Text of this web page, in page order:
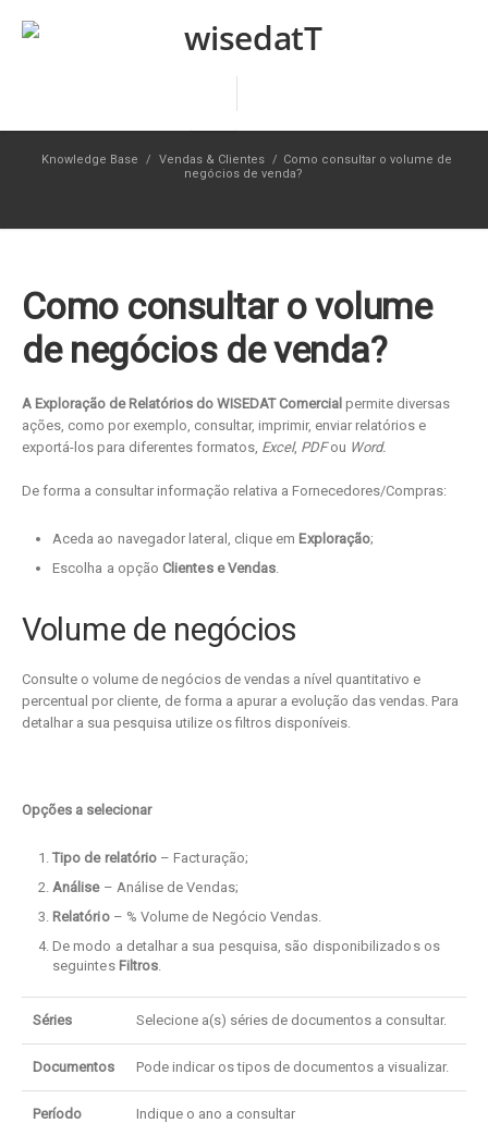
Knowledge Base / Vendas & Clientes / Como consultar o volume de
negócios de venda?
Como consultar o volume
de negócios de venda?
A Exploração de Relatórios do WISEDAT Comercial permite diversas
ações, como por exemplo, consultar, imprimir, enviar relatórios e
exportá-los para diferentes formatos, Excel, PDFou Word.
De forma a consultar informação relativa a Fornecedores/Compras:
Aceda ao navegador lateral, clique em Exploração;
Escolha a opção Clientes e Vendas.
Volume de negócios
Consulte o volume de negócios de vendas a nível quantitativo e
percentual por cliente, de forma a apurar a evolução das vendas. Para
detalhar a sua pesquisa utilize os filtros disponíveis.
Opções a selecionar
Tipo de relatório – Facturação;
Análise– Análise de Vendas;
Relatório– % Volume de Negócio Vendas.
De modo a detalhar a sua pesquisa, são disponibilizados os
seguintes Filtros.
Séries Selecione a(s) séries de documentos a consultar.
Documentos Pode indicar os tipos de documentos a visualizar.
Período Indique o ano a consultar